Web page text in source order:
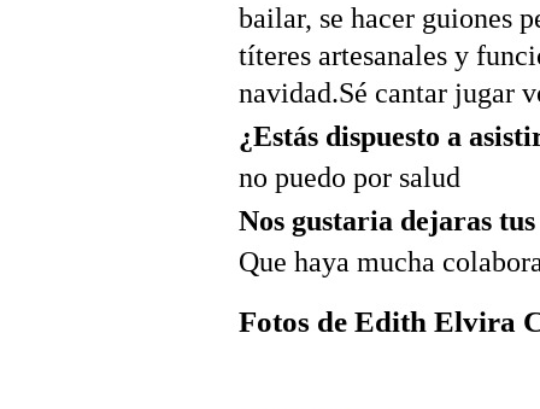
bailar, se hacer guiones
títeres artesanales y
navidad.Sé cantar jugar
¿Estás dispuesto a
no puedo por salud
Nos gustaria dejaras
Que haya mucha
Fotos de Edith Elvira